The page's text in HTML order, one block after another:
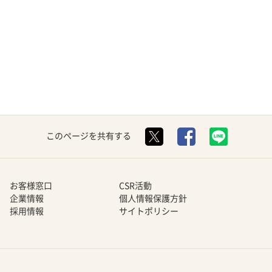
このページを共有する
お客様窓口
企業情報
採用情報
CSR活動
個人情報保護方針
サイトポリシー